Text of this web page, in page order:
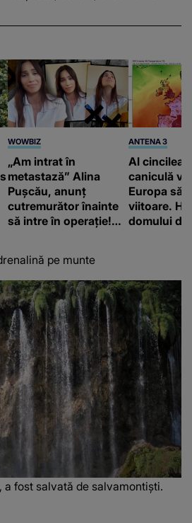
WOWBIZ
„Am intrat în
metastază” Alina
Pușcău, anunț
cutremurător înainte
să intre în operație!
fanilor
ANTENA 3
Al cincilea
caniculă
Europa
viitoare.
domului de
pe munte
a fost salvată de salvamontiști.